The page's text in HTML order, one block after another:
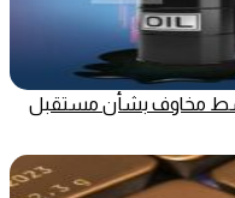
مخاوف بشأن مستقبل